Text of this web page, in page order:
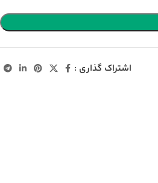
اشتراک گذاری :